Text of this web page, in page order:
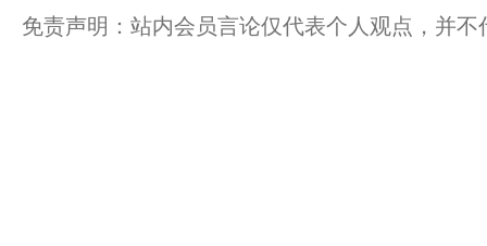
免责声明：站内会员言论仅代表个人观点，并